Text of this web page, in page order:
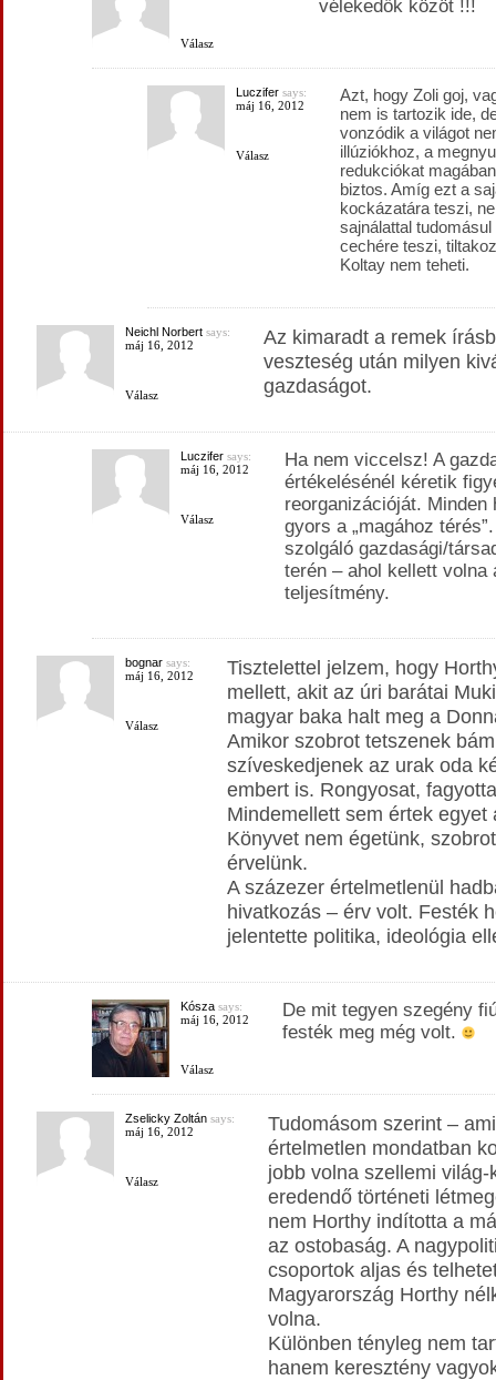
Válasz
vélekedők közöt !!!
Luczifersays:
máj 16, 2012
Válasz
Azt, hogy Zoli goj,
nem is tartozik ide,
vonzódik a világot
illúziókhoz, a
redukciókat
biztos. Amíg ezt a
kockázatára teszi,
sajnálattal
cechére teszi,
Koltay nem teheti.
Neichl Norbertsays:
máj 16, 2012
Válasz
Az kimaradt a remek
veszteség után milyen
gazdaságot.
Luczifersays:
máj 16, 2012
Válasz
Ha nem viccelsz! A
értékelésénél kéretik
reorganizációját.
gyors a „magához
szolgáló gazdasági/
terén – ahol kellett volna
teljesítmény.
bognarsays:
máj 16, 2012
Válasz
Tisztelettel jelzem, hogy
mellett, akit az úri barátai
magyar baka halt meg a
Amikor szobrot tetszenek
szíveskedjenek az urak oda
embert is. Rongyosat,
Mindemellett sem értek egyet
Könyvet nem égetünk,
érvelünk.
A százezer értelmetlenül
hivatkozás – érv volt. Festék
jelentette politika, ideológia
Kószasays:
máj 16, 2012
Válasz
De mit tegyen szegény
festék meg még volt.
Zselicky Zoltánsays:
máj 16, 2012
Válasz
Tudomásom szerint –
értelmetlen mondatban
jobb volna szellemi
eredendő történeti
nem Horthy indította a
az ostobaság. A
csoportok aljas és
Magyarország Horthy
volna.
Különben tényleg nem
hanem keresztény